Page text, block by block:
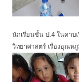
นักเรียนชั้น ป.4 ในคาบ
วิทยาศาสตร์ เรื่องอุณห